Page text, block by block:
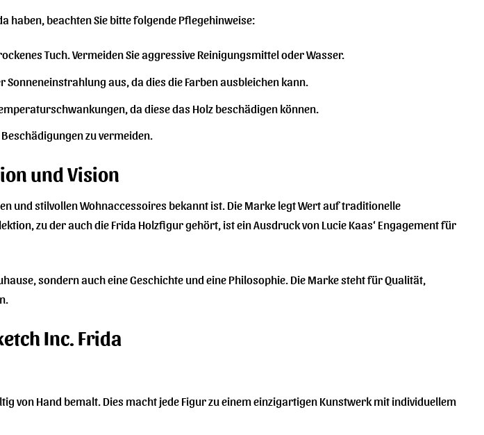
haben, beachten Sie bitte folgende Pflegehinweise:
Tuch. Vermeiden Sie aggressive Reinigungsmittel oder Wasser.
Sonneneinstrahlung aus, da dies die Farben ausbleichen kann.
da diese das Holz beschädigen können.
zu vermeiden.
und Vision
und stilvollen Wohnaccessoires bekannt ist. Die Marke legt Wert auf traditionelle
zu der auch die Frida Holzfigur gehört, ist ein Ausdruck von Lucie Kaas‘ Engagement für
sondern auch eine Geschichte und eine Philosophie. Die Marke steht für Qualität,
Inc. Frida
von Hand bemalt. Dies macht jede Figur zu einem einzigartigen Kunstwerk mit individuellem